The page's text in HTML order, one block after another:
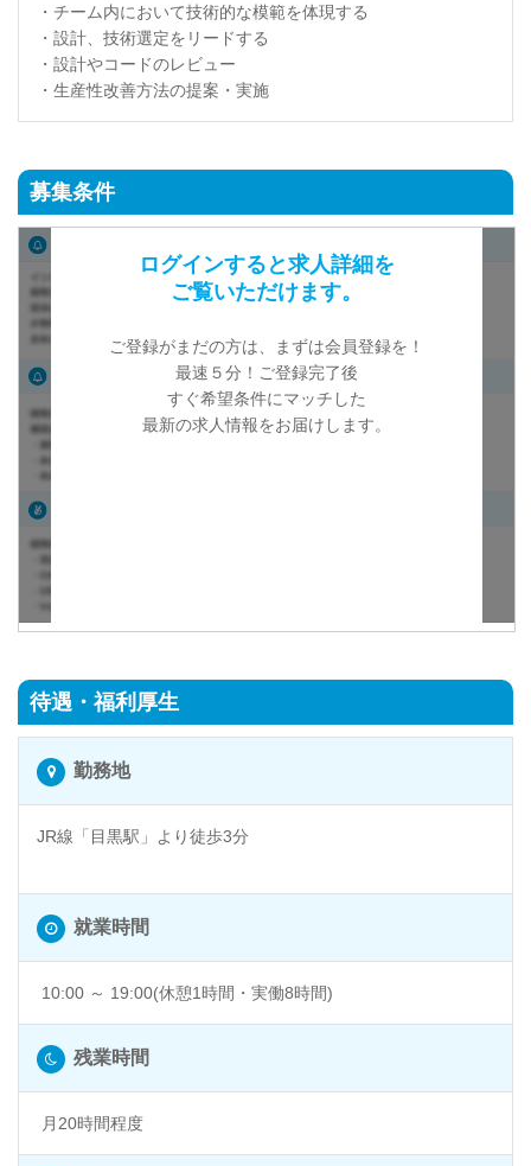
・チーム内において技術的な模範を体現する
・設計、技術選定をリードする
・設計やコードのレビュー
・生産性改善方法の提案・実施
募集条件
ログインすると求人詳細を
ご覧いただけます。
ご登録がまだの方は、まずは会員登録を！
最速５分！ご登録完了後
すぐ希望条件にマッチした
最新の求人情報をお届けします。
待遇・福利厚生
勤務地
JR線「目黒駅」より徒歩3分
就業時間
10:00 ～ 19:00(休憩1時間・実働8時間)
残業時間
月20時間程度